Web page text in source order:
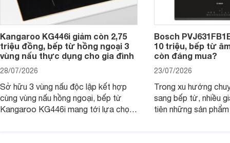
Kangaroo KG446i giảm còn 2,75
triệu đồng, bếp từ hồng ngoại 3
vùng nấu thực dụng cho gia đình
28/07/2026
Sở hữu 3 vùng nấu độc lập kết hợp
cùng vùng nấu hồng ngoại, bếp từ
Kangaroo KG446i mang tới lựa chọn
Bosch
10 triệu, bếp từ
còn đáng mua?
23/07/2026
Trong xu hướng
sang bếp từ, nhiều
tiên những sản